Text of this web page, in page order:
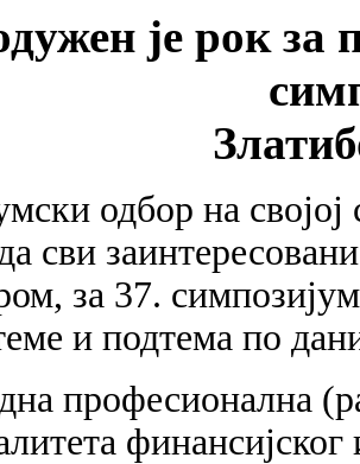
је рок за
одбор на
сви
за 37.
и подтема по
професионална